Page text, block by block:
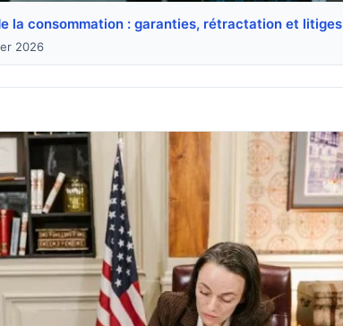
la consommation : garanties, rétractation et litiges
2026